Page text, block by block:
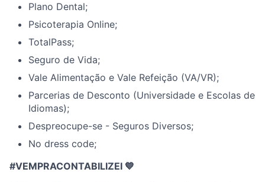
Plano Dental;
Psicoterapia Online;
TotalPass;
Seguro de Vida;
Vale Alimentação e Vale Refeição (VA/VR);
Parcerias de Desconto (Universidade e Escolas de
Idiomas);
Despreocupe-se - Seguros Diversos;
No dress code;
#VEMPRACONTABILIZEI 💙